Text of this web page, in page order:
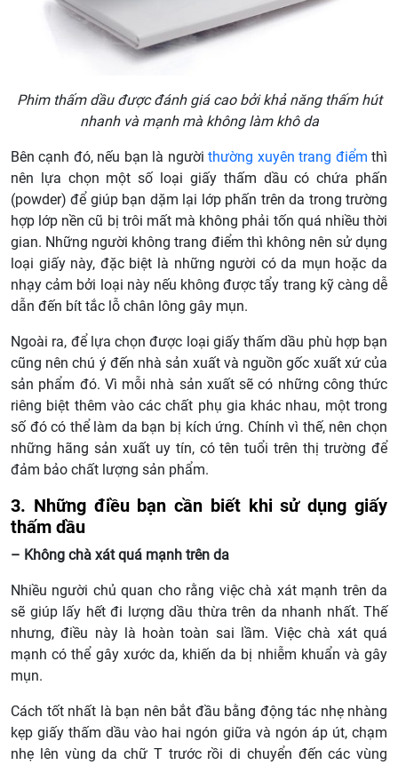
Phim thấm dầu được đánh giá cao bởi khả năng thấm hút
nhanh và mạnh mà không làm khô da
Bên cạnh đó, nếu bạn là ngườithường xuyên trang điểm thì
nên lựa chọn một số loại giấy thấm dầu có chứa phấn
(powder) để giúp bạn dặm lại lớp phấn trên da trong trường
hợp lớp nền cũ bị trôi mất mà không phải tốn quá nhiều thời
gian. Những người không trang điểm thì không nên sử dụng
loại giấy này, đặc biệt là những người có da mụn hoặc da
nhạy cảm bởi loại này nếu không được tẩy trang kỹ càng dễ
dẫn đến bít tắc lỗ chân lông gây mụn.
Ngoài ra, để lựa chọn được loại giấy thấm dầu phù hợp bạn
cũng nên chú ý đến nhà sản xuất và nguồn gốc xuất xứ của
sản phẩm đó. Vì mỗi nhà sản xuất sẽ có những công thức
riêng biệt thêm vào các chất phụ gia khác nhau, một trong
số đó có thể làm da bạn bị kích ứng. Chính vì thế, nên chọn
những hãng sản xuất uy tín, có tên tuổi trên thị trường để
đảm bảo chất lượng sản phẩm.
3. Những điều bạn cần biết khi sử dụng giấy
thấm dầu
– Không chà xát quá mạnh trên da
Nhiều người chủ quan cho rằng việc chà xát mạnh trên da
sẽ giúp lấy hết đi lượng dầu thừa trên da nhanh nhất. Thế
nhưng, điều này là hoàn toàn sai lầm. Việc chà xát quá
mạnh có thể gây xước da, khiến da bị nhiễm khuẩn và gây
mụn.
Cách tốt nhất là bạn nên bắt đầu bằng động tác nhẹ nhàng
kẹp giấy thấm dầu vào hai ngón giữa và ngón áp út, chạm
nhẹ lên vùng da chữ T trước rồi di chuyển đến các vùng